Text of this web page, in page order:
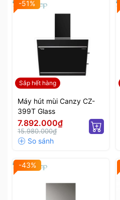
Sắp hết hàng
-51%
Máy hút mùi Canzy CZ-
399T Glass
7.892.000₫
15.980.000₫
-43%